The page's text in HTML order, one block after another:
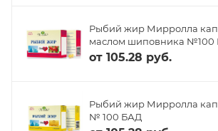
Рыбий жир Мирролла
маслом шиповника №100
от 105.28 руб.
Рыбий жир Мирролла
№ 100 БАД